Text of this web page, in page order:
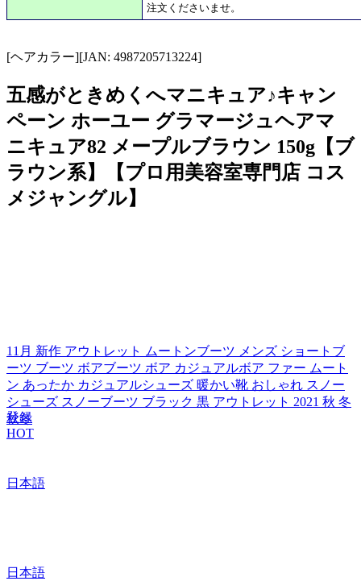
注文くださいませ。
[ヘアカラー][JAN: 4987205713224]
五感がときめくへマニキュア♪キャン
ペーン ホーユー グラマージュヘアマ
ニキュア82 メープルブラウン 150g【ブ
ラウン系】【プロ用美容室専門店 コス
メジャングル】
日本語
登録
HOT
日本語
11月 新作 アウトレット ムートンブーツ メンズ ショートブ
ーツ ブーツ ボアブーツ ボア カジュアルボア ファー ムート
ン あったか カジュアルシューズ 暖かい靴 おしゃれ スノー
シューズ スノーブーツ ブラック 黒 アウトレット 2021 秋 冬
秋冬